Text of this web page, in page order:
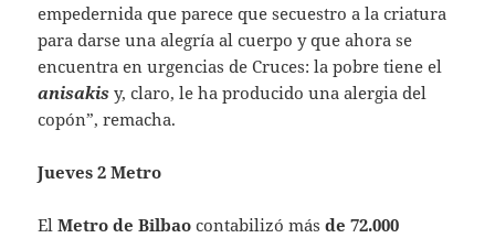
empedernida que parece que secuestro a la criatura
para darse una alegría al cuerpo y que ahora se
encuentra en urgencias de Cruces: la pobre tiene el
anisakis y, claro, le ha producido una alergia del
copón”, remacha.
Jueves 2 Metro
ElMetro de Bilbao contabilizó másde 72.000